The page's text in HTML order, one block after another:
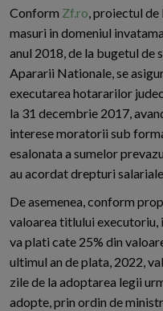
Conform Zf.ro, proiectul
masuri in domeniul
anul 2018, de la bugetul
Apararii Nationale, se
executarea hotararilor
la 31 decembrie 2017,
interese moratorii sub
esalonata a sumelor
au acordat drepturi
De asemenea, conform
valoarea titlului executoriu,
va plati cate 25% din
ultimul an de plata, 2022,
zile de la adoptarea legii
adopte, prin ordin de